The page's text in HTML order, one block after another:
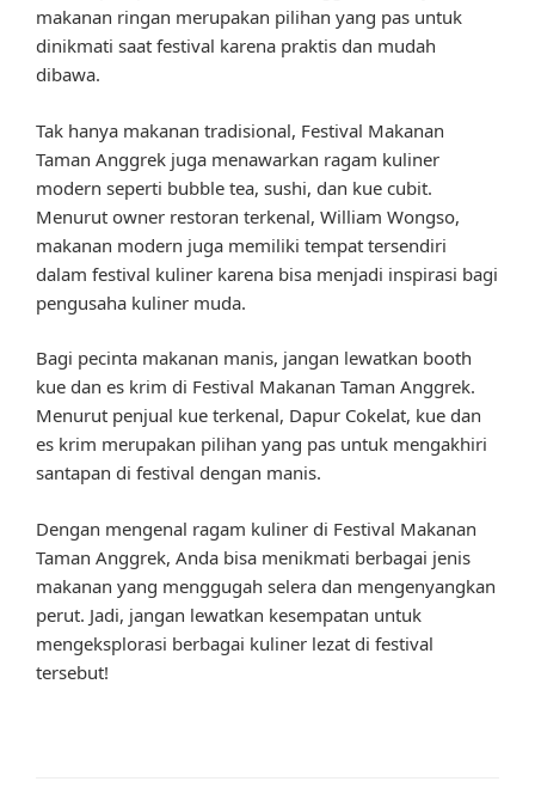
makanan ringan merupakan pilihan yang pas untuk
dinikmati saat festival karena praktis dan mudah
dibawa.
Tak hanya makanan tradisional, Festival Makanan
Taman Anggrek juga menawarkan ragam kuliner
modern seperti bubble tea, sushi, dan kue cubit.
Menurut owner restoran terkenal, William Wongso,
makanan modern juga memiliki tempat tersendiri
dalam festival kuliner karena bisa menjadi inspirasi bagi
pengusaha kuliner muda.
Bagi pecinta makanan manis, jangan lewatkan booth
kue dan es krim di Festival Makanan Taman Anggrek.
Menurut penjual kue terkenal, Dapur Cokelat, kue dan
es krim merupakan pilihan yang pas untuk mengakhiri
santapan di festival dengan manis.
Dengan mengenal ragam kuliner di Festival Makanan
Taman Anggrek, Anda bisa menikmati berbagai jenis
makanan yang menggugah selera dan mengenyangkan
perut. Jadi, jangan lewatkan kesempatan untuk
mengeksplorasi berbagai kuliner lezat di festival
tersebut!